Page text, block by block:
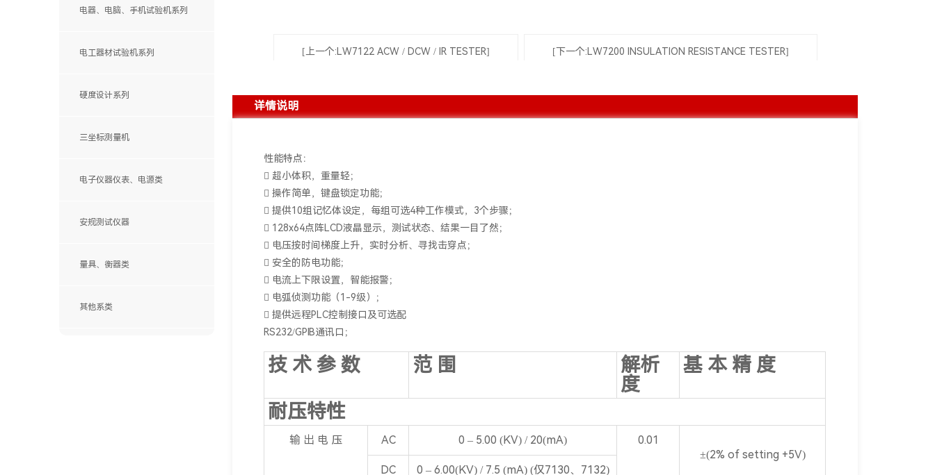
电器、电脑、手机试验机系列
电工器材试验机系列
硬度设计系列
三坐标测量机
便携式测量臂
ML系列
电子仪器仪表、电源类
安规测试仪器
量具、衡器类
其他系类
[上一个:LW7122 ACW / DCW / IR TESTER] [下一个:LW7200 INSULATION RESISTANCE TESTER]
详情说明
性能特点：
 超小体积，重量轻；
 操作简单，键盘锁定功能；
 提供10组记忆体设定，每组可选4种工作模式，3个步骤；
 128x64点阵LCD液晶显示，测试状态、结果一目了然；
 电压按时间梯度上升，实时分析、寻找击穿点；
 安全的防电功能；
 电流上下限设置，智能报警；
 电弧侦测功能（1-9级）；
 提供远程PLC控制接口及可选配
RS232/GPIB通讯口；
技 术 参 数 范 围
解析
度
基 本 精 度
耐压特性
输 出 电 压 AC 0 – 5.00 (KV) / 20(mA)
0.01
±(2% of setting +5V)
DC
0 – 6.00(KV) / 7.5 (mA) (仅7130、7132)